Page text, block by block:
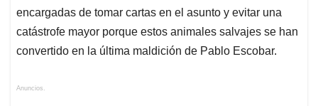
encargadas de tomar cartas en el asunto y evitar una
catástrofe mayor porque estos animales salvajes se han
convertido en la última maldición de Pablo Escobar.
Anuncios.